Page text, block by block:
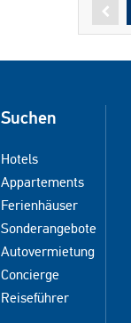
Suchen
Hotels
Appartements
Ferienhäuser
Sonderangebote
Autovermietung
Concierge
Reiseführer